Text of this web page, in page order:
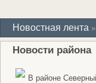
Новостная лента »
Новости района
В районе